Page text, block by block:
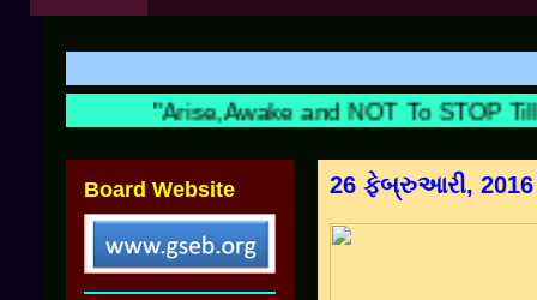
"Arise,Awake and NOT To STOP Till
26 ફેબ્રુઆરી, 2016
Board Website